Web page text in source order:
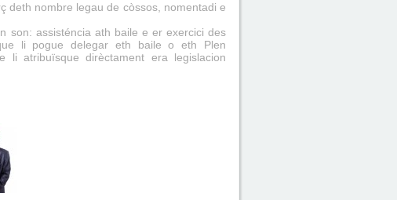
deth nombre legau de còssos, nomentadi e
son: assisténcia ath baile e er exercici des
li pogue delegar eth baile o eth Plen
li atribuïsque dirèctament era legislacion